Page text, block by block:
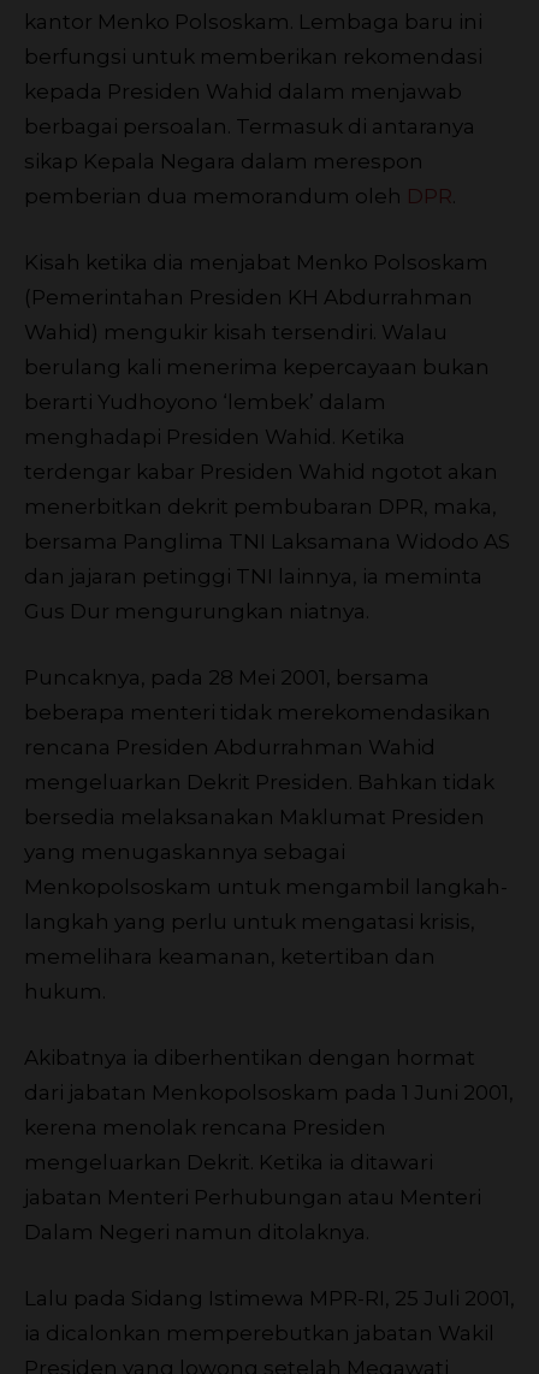
kantor Menko Polsoskam. Lembaga baru ini
berfungsi untuk memberikan rekomendasi
kepada Presiden Wahid dalam menjawab
berbagai persoalan. Termasuk di antaranya
sikap Kepala Negara dalam merespon
pemberian dua memorandum oleh DPR
Kisah ketika dia menjabat Menko Polsoskam
(Pemerintahan Presiden KH Abdurrahman
Wahid) mengukir kisah tersendiri. Walau
berulang kali menerima kepercayaan bukan
berarti Yudhoyono ‘lembek’ dalam
menghadapi Presiden Wahid. Ketika
terdengar kabar Presiden Wahid ngotot akan
menerbitkan dekrit pembubaran DPR, maka,
bersama Panglima TNI Laksamana Widodo AS
dan jajaran petinggi TNI lainnya, ia meminta
Gus Dur mengurungkan niatnya.
Puncaknya, pada 28 Mei 2001, bersama
beberapa menteri tidak merekomendasikan
rencana Presiden Abdurrahman Wahid
mengeluarkan Dekrit Presiden. Bahkan tidak
bersedia melaksanakan Maklumat Presiden
yang menugaskannya sebagai
Menkopolsoskam untuk mengambil langkah-
langkah yang perlu untuk mengatasi krisis,
memelihara keamanan, ketertiban dan
hukum.
Akibatnya ia diberhentikan dengan hormat
dari jabatan Menkopolsoskam pada 1 Juni 2001,
kerena menolak rencana Presiden
mengeluarkan Dekrit. Ketika ia ditawari
jabatan Menteri Perhubungan atau Menteri
Dalam Negeri namun ditolaknya.
Lalu pada Sidang Istimewa MPR-RI, 25 Juli 2001,
ia dicalonkan memperebutkan jabatan Wakil
Presiden yang lowong setelah Megawati